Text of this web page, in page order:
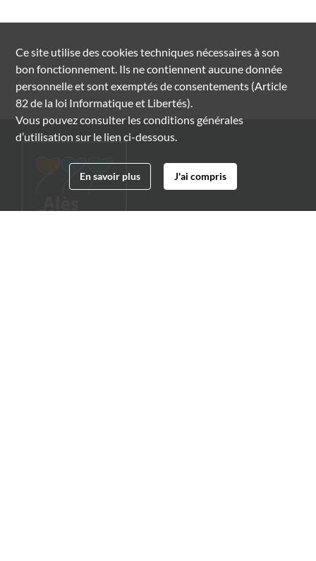
Ce site utilise descookiestechniques nécessaires à son
bon fonctionnement. Ils ne contiennent aucune donnée
personnelle et sont exemptés de consentements (Article
82 de la loi Informatique et Libertés).
Vous pouvez consulter les conditions générales
d’utilisation sur le lien ci-dessous.
En savoir plus J'ai compris